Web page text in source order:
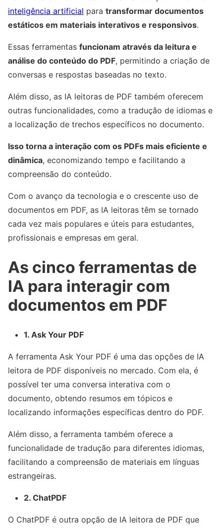
inteligência artificial para transformar documentos
estáticos em materiais interativos e responsivos.
Essas ferramentas funcionam através da leitura e
análise do conteúdo do PDF, permitindo a criação de
conversas e respostas baseadas no texto.
Além disso, as IA leitoras de PDF também oferecem
outras funcionalidades, como a tradução de idiomas e
a localização de trechos específicos no documento.
Isso torna a interação com os PDFs mais eficiente e
dinâmica, economizando tempo e facilitando a
compreensão do conteúdo.
Com o avanço da tecnologia e o crescente uso de
documentos em PDF, as IA leitoras têm se tornado
cada vez mais populares e úteis para estudantes,
profissionais e empresas em geral.
As cinco ferramentas de
IA para interagir com
documentos em PDF
1. Ask Your PDF
A ferramenta Ask Your PDF é uma das opções de IA
leitora de PDF disponíveis no mercado. Com ela, é
possível ter uma conversa interativa com o
documento, obtendo resumos em tópicos e
localizando informações específicas dentro do PDF.
Além disso, a ferramenta também oferece a
funcionalidade de tradução para diferentes idiomas,
facilitando a compreensão de materiais em línguas
estrangeiras.
2. ChatPDF
O ChatPDF é outra opção de IA leitora de PDF que